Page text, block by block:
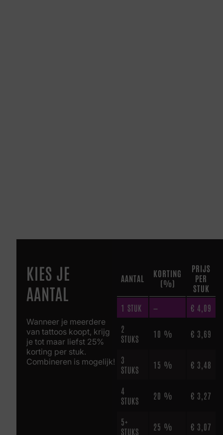
KIES JE
AANTAL
Wanneer je meerdere
van tattoos koopt, krijg
je tot maar liefst 25%
korting per stuk.
Combineren is mogelijk!
AANTAL
KORTING
(%)
PRIJS
PER
STUK
1 STUK — € 4,09
2
STUKS
10 % € 3,69
3
STUKS
15 % € 3,48
4
STUKS
20 % € 3,27
5+
STUKS
25 % € 3,07